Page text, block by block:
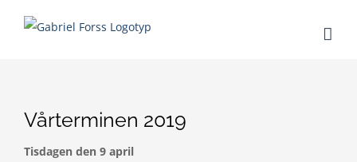
Vårterminen 2019
Tisdagen den 9 april